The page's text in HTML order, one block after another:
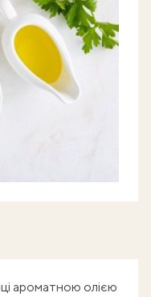
ароматною олією